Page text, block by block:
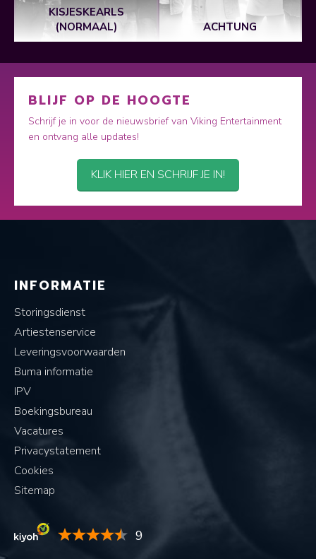
KISJESKEARLS
(NORMAAL)
ACHTUNG
BLIJF OP DE HOOGTE
Schrijf je in voor de nieuwsbrief van Viking Entertainment
en ontvang alle updates!
KLIK HIER EN SCHRIJF JE IN!
INFORMATIE
Storingsdienst
Artiestenservice
Leveringsvoorwaarden
Buma informatie
IPV
Boekingsbureau
Vacatures
Privacystatement
Cookies
Sitemap
9